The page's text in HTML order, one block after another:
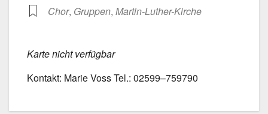
Chor, Grup­pen, Martin-Luther-Kirche
Kar­te nicht ver­füg­bar
Kon­takt: Marie Voss Tel.: 02599–759790